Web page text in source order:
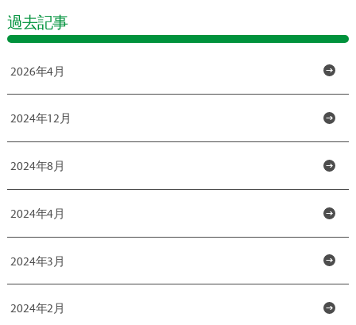
過去記事
2026年4月
2024年12月
2024年8月
2024年4月
2024年3月
2024年2月